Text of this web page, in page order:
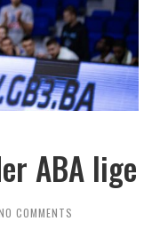
ABA lige
COMMENTS